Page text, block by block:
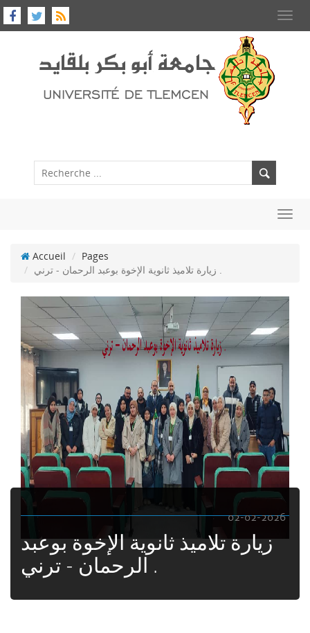
Accueil
Pages
زيارة تلاميذ ثانوية الإخوة بوعبد الرحمان - ترني .
02-02-2026
زيارة تلاميذ ثانوية الإخوة بوعبد
الرحمان - ترني .